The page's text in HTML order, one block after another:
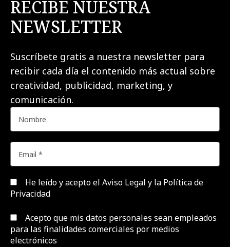
RECIBE NUESTRA
NEWSLETTER
Suscríbete gratis a nuestra newsletter para
recibir cada día el contenido más actual sobre
creatividad, publicidad, marketing, y
comunicación.
He leído y acepto el Aviso Legal y la Política de
Privacidad
Acepto que mis datos personales sean empleados
para las finalidades comerciales por medios
electrónicos